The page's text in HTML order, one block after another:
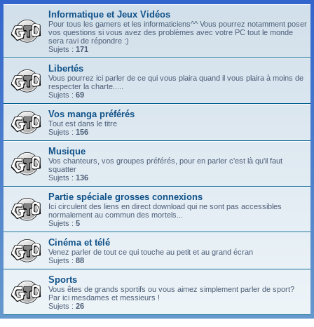
Informatique et Jeux Vidéos
Pour tous les gamers et les informaticiens^^ Vous pourrez notamment poser
vos questions si vous avez des problèmes avec votre PC tout le monde
sera ravi de répondre :)
Sujets : 171
Libertés
Vous pourrez ici parler de ce qui vous plaira quand il vous plaira à moins de
respecter la charte.....
Sujets : 69
Vos manga préférés
Tout est dans le titre
Sujets : 156
Musique
Vos chanteurs, vos groupes préférés, pour en parler c'est là qu'il faut
squatter
Sujets : 136
Partie spéciale grosses connexions
Ici circulent des liens en direct download qui ne sont pas accessibles
normalement au commun des mortels...
Sujets : 5
Cinéma et télé
Venez parler de tout ce qui touche au petit et au grand écran
Sujets : 88
Sports
Vous êtes de grands sportifs ou vous aimez simplement parler de sport?
Par ici mesdames et messieurs !
Sujets : 26